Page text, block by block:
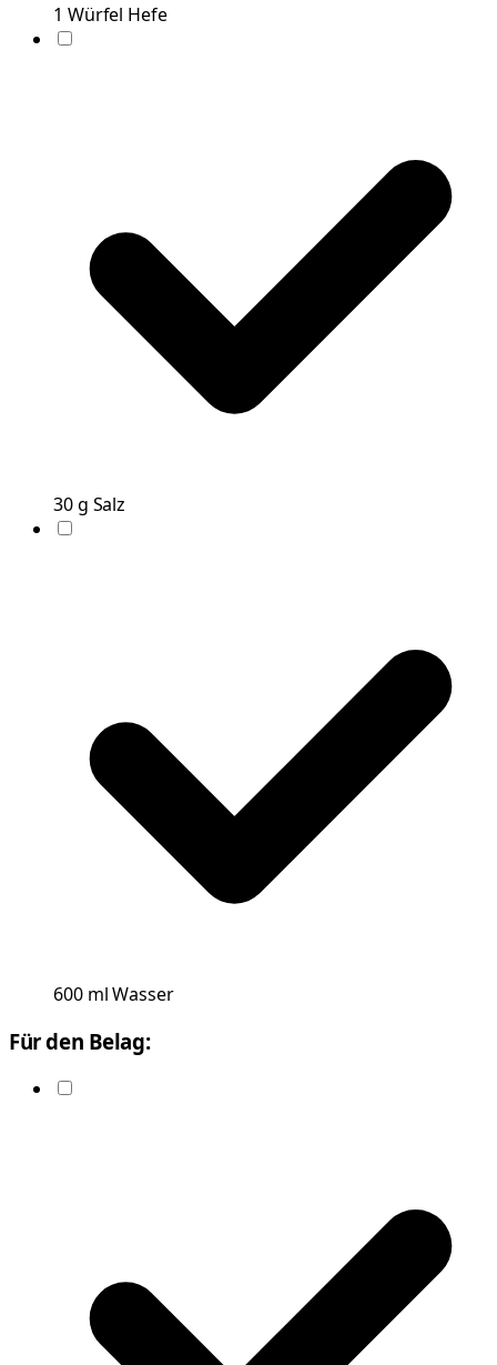
1 Würfel Hefe
30g Salz
600 mlWasser
Für den Belag: